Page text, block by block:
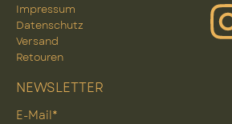
Impressum
Datenschutz
Versand
Retouren
NEWSLETTER
E-Mail*